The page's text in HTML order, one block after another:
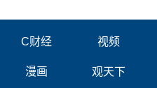
C财经 视频
漫画 观天下